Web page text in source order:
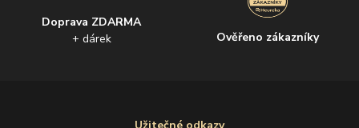
Doprava ZDARMA
+ dárek
Ověřeno zákazníky